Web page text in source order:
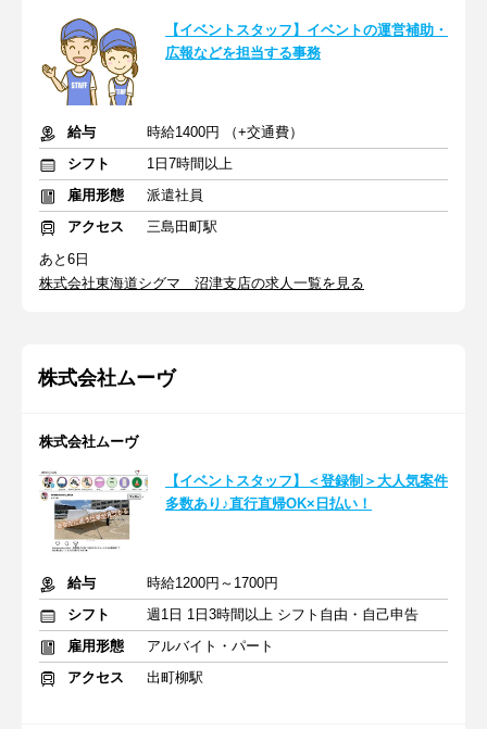
【イベントスタッフ】イベントの運営補助・
広報などを担当する事務
給与
時給1400円 （+交通費）
シフト
1日7時間以上
雇用形態
派遣社員
アクセス
三島田町駅
あと6日
株式会社東海道シグマ 沼津支店の求人一覧を見る
株式会社ムーヴ
株式会社ムーヴ
【イベントスタッフ】＜登録制＞大人気案件
多数あり♪直行直帰OK×日払い！
給与
時給1200円～1700円
シフト
週1日 1日3時間以上 シフト自由・自己申告
雇用形態
アルバイト・パート
アクセス
出町柳駅